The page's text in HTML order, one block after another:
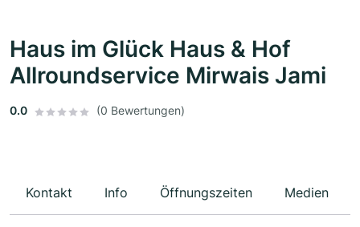
Haus im Glück Haus & Hof
Allroundservice Mirwais Jami
0.0 (0 Bewertungen)
Kontakt Info Öffnungszeiten Medien